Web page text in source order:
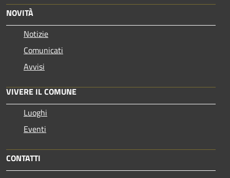
NOVITÀ
Notizie
Comunicati
Avvisi
VIVERE IL COMUNE
Luoghi
Eventi
CONTATTI